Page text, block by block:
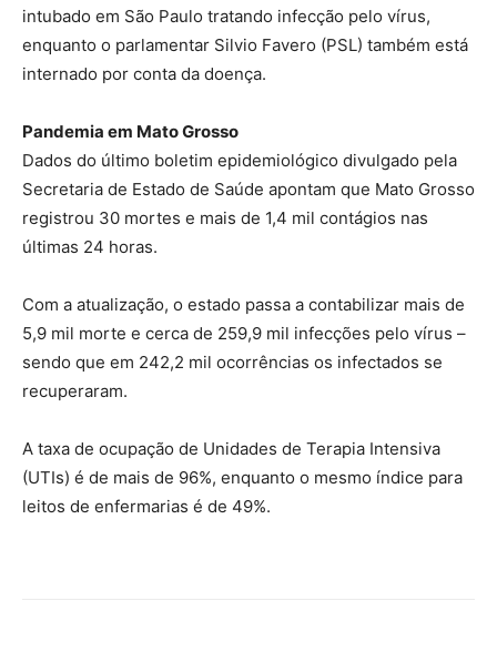
intubado em São Paulo tratando infecção pelo vírus,
enquanto o parlamentar Silvio Favero (PSL) também está
internado por conta da doença.
Pandemia em Mato Grosso
Dados do último boletim epidemiológico divulgado pela
Secretaria de Estado de Saúde apontam que Mato Grosso
registrou 30 mortes e mais de 1,4 mil contágios nas
últimas 24 horas.
Com a atualização, o estado passa a contabilizar mais de
5,9 mil morte e cerca de 259,9 mil infecções pelo vírus –
sendo que em 242,2 mil ocorrências os infectados se
recuperaram.
A taxa de ocupação de Unidades de Terapia Intensiva
(UTIs) é de mais de 96%, enquanto o mesmo índice para
leitos de enfermarias é de 49%.